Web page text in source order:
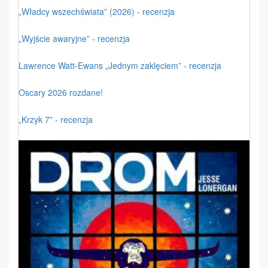
„Władcy wszechświata” (2026) - recenzja
„Wyjście awaryjne” - recenzja
Lawrence Watt-Ewans „Jednym zaklęciem” - recenzja
Oscary 2026 rozdane!
„Krzyk 7” - recenzja